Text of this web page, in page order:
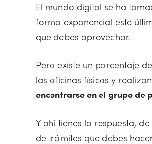
El mundo digital se ha
forma exponencial este
que debes aprovechar.
Pero existe un porcentaje
las oficinas físicas y
encontrarse en el grupo de
Y ahí tienes la respuesta,
de trámites que debes